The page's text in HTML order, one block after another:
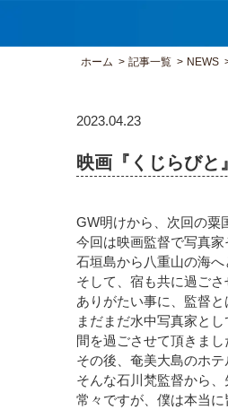
ホーム 記事一覧 NEWS
2023.04.23
映画『くじらび
GW明けから、次回の粟
今回は映画監督で写真
石垣島から八重山の海へ
そして、宿も共に過ご
ありがたい事に、監督
まだまだ水中写真家と
間を過ごさせて頂きまし
その後、奄美大島のホ
そんな石川梵監督から、
常々ですが、僕は本当